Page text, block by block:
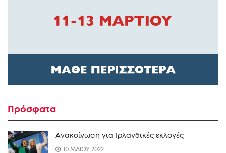
Πρόσφατα
Ανακοίνωση για Ιρλανδικές εκλογές
10 ΜΑΪΟΥ 2022